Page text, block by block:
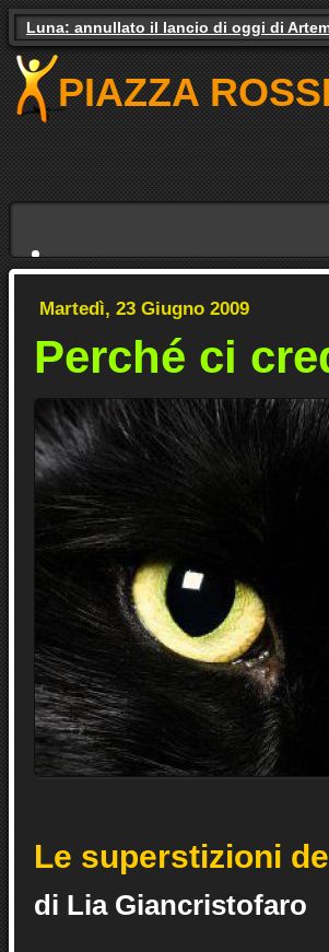
Gas e luce, il governo studia gli aiuti. Il
PIAZZA
Martedì, 23 Giugno 2009
Perché ci
Le superstizioni
di Lia Giancristofaro